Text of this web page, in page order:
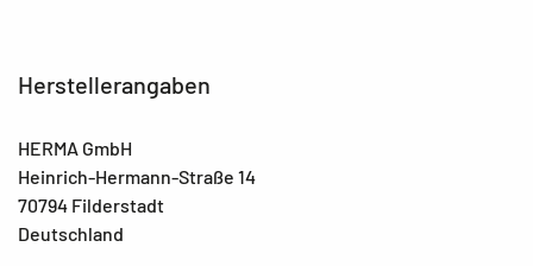
Herstellerangaben
HERMA GmbH
Heinrich-Hermann-Straße 14
70794 Filderstadt
Deutschland